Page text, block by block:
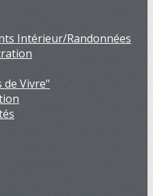
Intérieur/Randonnées
de Vivre"